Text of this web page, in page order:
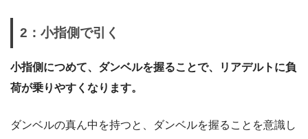
2：小指側で引く
小指側につめて、ダンベルを握ることで、リアデルトに負
荷が乗りやすくなります。
ダンベルの真ん中を持つと、ダンベルを握ることを意識し